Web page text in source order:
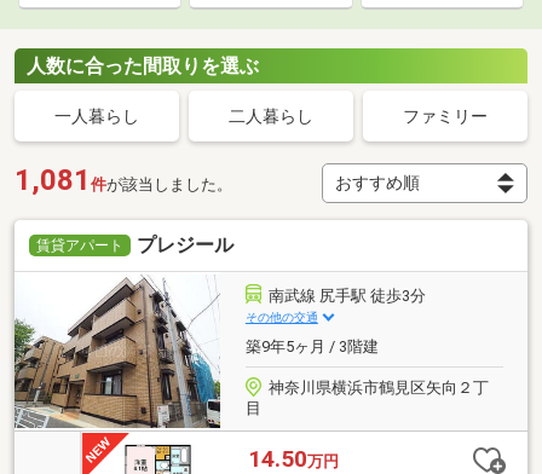
人数に合った間取りを選ぶ
一人暮らし 二人暮らし ファミリー
1,081 件が該当しました。
賃貸アパート プレジール
南武線 尻手駅 徒歩3分
その他の交通
築9年5ヶ月 / 3階建
神奈川県横浜市鶴見区矢向２丁
目
14.50万円